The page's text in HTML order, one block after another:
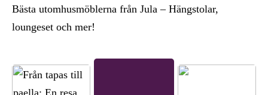
Bästa utomhusmöblerna från Jula – Hängstolar,
loungeset och mer!